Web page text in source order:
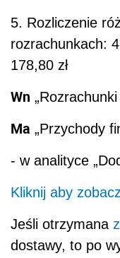
5. Rozliczenie
rozrachunkach:
178,80 zł
Wn
Ma „Przychody
- w analityce
Kliknij aby
Jeśli otrzymana
dostawy, to po